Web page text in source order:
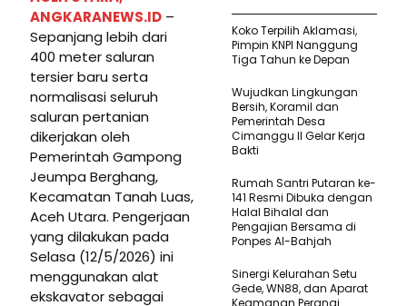
ANGKARANEWS.ID –
Sepanjang lebih dari
400 meter saluran
tersier baru serta
normalisasi seluruh
saluran pertanian
dikerjakan oleh
Pemerintah Gampong
Jeumpa Berghang,
Kecamatan Tanah Luas,
Aceh Utara. Pengerjaan
yang dilakukan pada
Selasa (12/5/2026) ini
menggunakan alat
ekskavator sebagai
Koko Terpilih Aklamasi,
Pimpin KNPI Nanggung
Tiga Tahun ke Depan
Wujudkan Lingkungan
Bersih, Koramil dan
Pemerintah Desa
Cimanggu II Gelar Kerja
Bakti
Rumah Santri Putaran ke-
141 Resmi Dibuka dengan
Halal Bihalal dan
Pengajian Bersama di
Ponpes Al-Bahjah
Sinergi Kelurahan Setu
Gede, WN88, dan Aparat